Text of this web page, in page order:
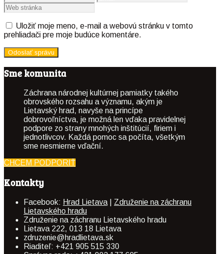
Uložiť moje meno, e-mail a webovú stránku v tomto
prehliadači pre moje budúce komentáre.
Sme komunita
Záchrana národnej kultúrnej pamiatky takého
obrovského rozsahu a významu, akým je
Lietavský hrad, navyše na princípe
dobrovoľníctva, je možná len vďaka pravidelnej
podpore zo strany mnohých inštitúcií, firiem i
jednotlivcov. Každá pomoc sa počíta, všetkým
sme nesmierne vďační.
CHCEM PODPORIŤ
Kontakty
Facebook: Hrad Lietava
Združenie na záchranu
Lietavského hradu
Združenie na záchranu Lietavského hradu
Lietava 222, 013 18 Lietava
zdruzenie@hradlietava.sk
Riaditeľ: +421 905 515 330